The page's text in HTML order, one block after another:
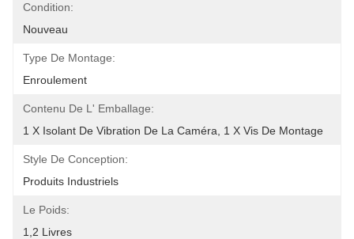
Condition:
Nouveau
Type De Montage:
Enroulement
Contenu De L' Emballage:
1 X Isolant De Vibration De La Caméra, 1 X Vis De Montage
Style De Conception:
Produits Industriels
Le Poids:
1,2 Livres